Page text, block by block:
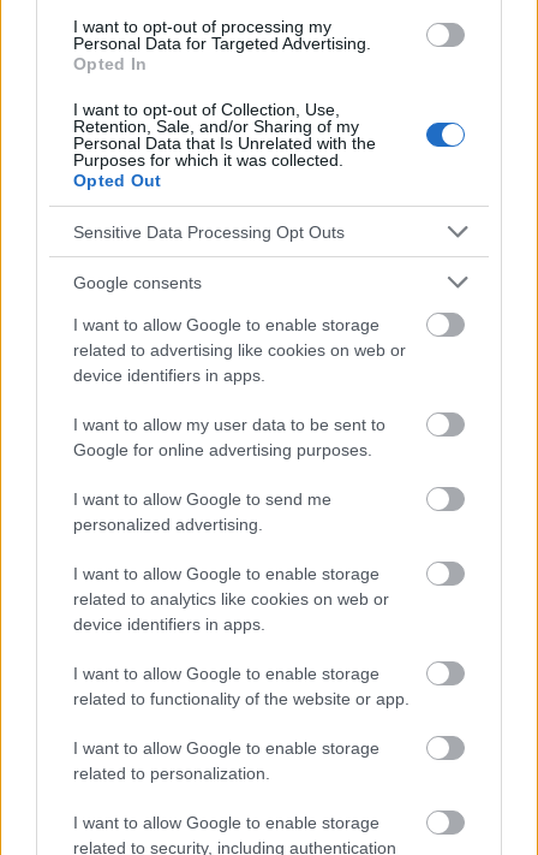
I want to opt-out of processing my
Personal Data for Targeted Advertising.
Opted In
I want to opt-out of Collection, Use,
Retention, Sale, and/or Sharing of my
Personal Data that Is Unrelated with the
Purposes for which it was collected.
Opted Out
Sensitive Data Processing Opt Outs
Google consents
I want to allow Google to enable storage
related to advertising like cookies on web or
device identifiers in apps.
I want to allow my user data to be sent to
Google for online advertising purposes.
I want to allow Google to send me
personalized advertising.
I want to allow Google to enable storage
related to analytics like cookies on web or
device identifiers in apps.
I want to allow Google to enable storage
related to functionality of the website or app.
I want to allow Google to enable storage
related to personalization.
I want to allow Google to enable storage
related to security, including authentication
d'œstrogènes,
les dégradateurs sélectifs des récepteurs
d'œstrogènes.
L'analyse a montré que le risque de développer une
démence différait selon le type d'hormonothérapie.
Types d'hormonothérapie, photo : panthermedia
Selon le professeur Cai, les œstrogènes ont un
effet protecteur sur lesystème nerveux central